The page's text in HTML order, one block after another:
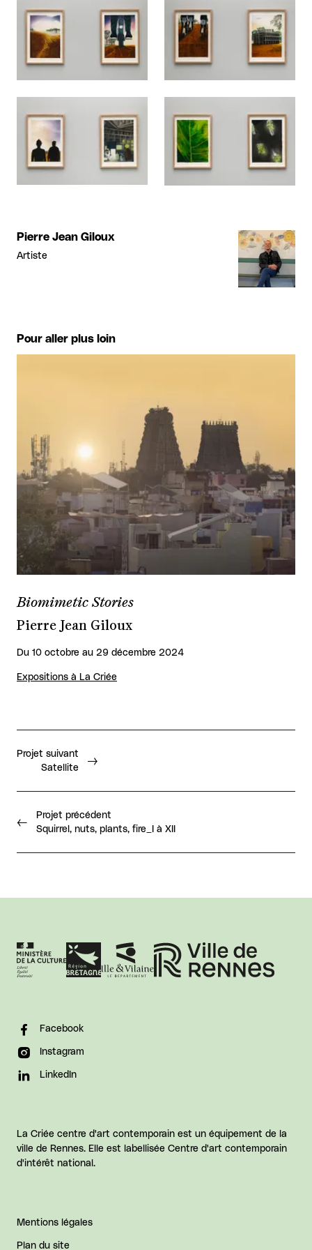
Pierre Jean Giloux
Artiste
Pour aller plus loin
Biomimetic Stories
Pierre Jean Giloux
Du 10 octobre au 29 décembre 2024
Expositions à La Criée
Projet précédent
Squirrel, nuts, plants, fire_I à XII
Projet suivant
Satellite
Facebook
Instagram
LinkedIn
La Criée centre d'art contemporain est un équipement de la
ville de Rennes. Elle est labellisée Centre d'art contemporain
d'intérêt national.
Mentions légales
Plan du site